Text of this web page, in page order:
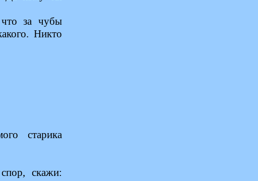
за чубы
Никто
старика
скажи: